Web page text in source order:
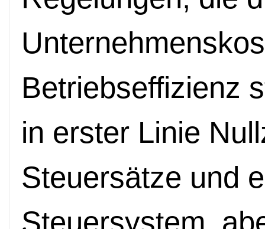
Betriebseffizienz
in erster Linie
Steuersätze und
Steuersystem,